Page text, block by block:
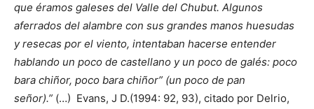
que éramos galeses del Valle del Chubut. Algunos
aferrados del alambre con sus grandes manos huesudas
y resecas por el viento, intentaban hacerse entender
hablando un poco de castellano y un poco de galés: poco
bara chiñor, poco bara chiñor” (un poco de pan
señor).” (…) Evans, J D.(1994: 92, 93), citado por Delrio,